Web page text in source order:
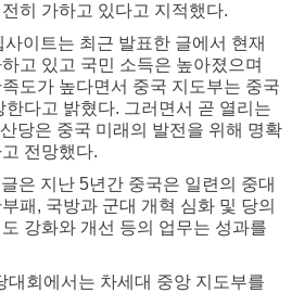
히 가하고 있다고 지적했다.
이트는 최근 발표한 글에서 현재
고 있고 국민 소득은 높아졌으며
도가 높다면서 중국 지도부는 중국
다고 밝혔다. 그러면서 곧 열리는
당은 중국 미래의 발전을 위해 명확
전망했다.
은 지난 5년간 중국은 일련의 중대
패, 국방과 군대 개혁 심화 및 당의
강화와 개선 등의 업무는 성과를
대회에서는 차세대 중앙 지도부를